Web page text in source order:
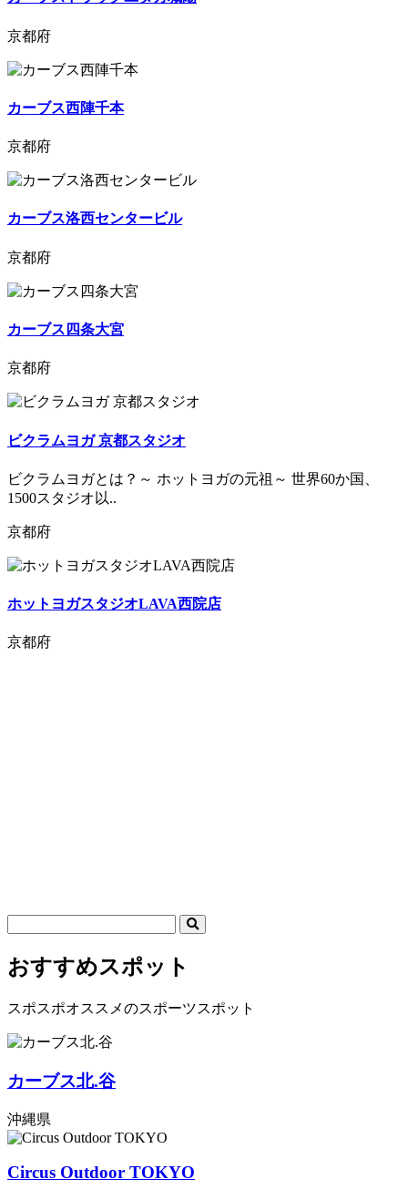
京都府
カーブス西陣千本
京都府
カーブス洛西センタービル
京都府
カーブス四条大宮
京都府
ビクラムヨガ 京都スタジオ
ビクラムヨガとは？～ ホットヨガの元祖～ 世界60か国、
1500スタジオ以..
京都府
ホットヨガスタジオLAVA西院店
京都府
おすすめスポット
スポスポオススメのスポーツスポット
カーブス北.谷
沖縄県
Circus Outdoor TOKYO